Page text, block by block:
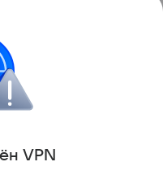
о том, что деньги
пользу и в
о новых
ён VPN